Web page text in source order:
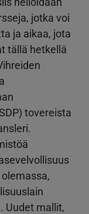
jotka voi
ja aikaa, jota
tällä hetkellä
tovereista
Uudet mallit,